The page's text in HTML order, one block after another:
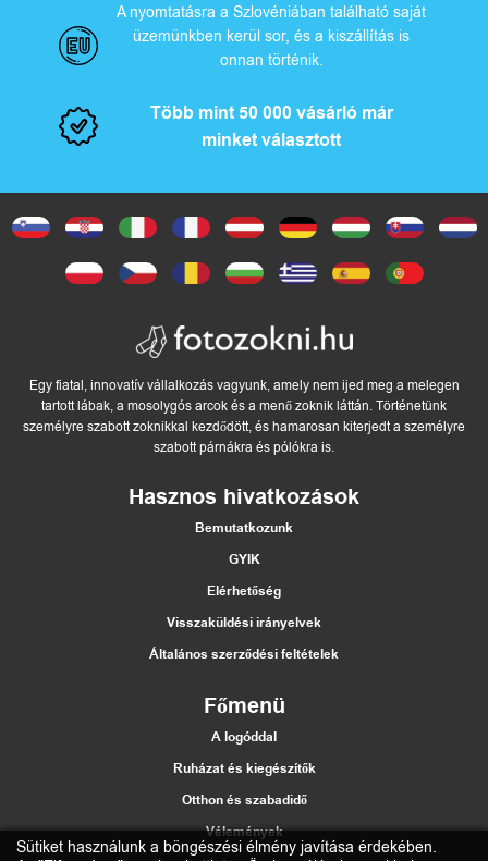
A nyomtatásra a Szlovéniában található saját
üzemünkben kerül sor, és a kiszállítás is
onnan történik.
Több mint 50 000 vásárló már
minket választott
Egy fiatal, innovatív vállalkozás vagyunk, amely nem ijed meg a melegen
tartott lábak, a mosolygós arcok és a menő zoknik láttán. Történetünk
személyre szabott zoknikkal kezdődött, és hamarosan kiterjedt a személyre
szabott párnákra és pólókra is.
Hasznos hivatkozások
Bemutatkozunk
GYIK
Elérhetőség
Visszaküldési irányelvek
Általános szerződési feltételek
Főmenü
A logóddal
Ruházat és kiegészítők
Otthon és szabadidő
Vélemények
Sütiket használunk a böngészési élmény javítása érdekében.